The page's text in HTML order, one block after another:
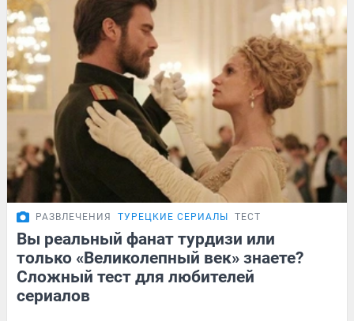
РАЗВЛЕЧЕНИЯ ТУРЕЦКИЕ СЕРИАЛЫ ТЕСТ
Вы реальный фанат турдизи или
только «Великолепный век» знаете?
Сложный тест для любителей
сериалов